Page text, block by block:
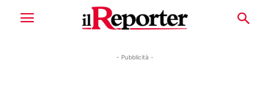
- Pubblicità -